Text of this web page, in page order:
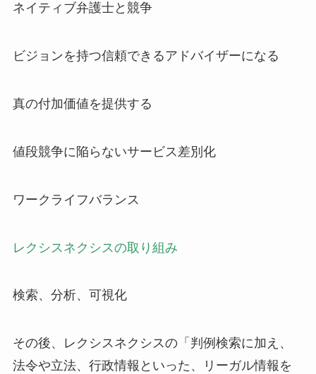
ネイティブ弁護士と競争
ビジョンを持つ信頼できるアドバイザーになる
真の付加価値を提供する
値段競争に陥らないサービス差別化
ワークライフバランス
レクシスネクシスの取り組み
検索、分析、可視化
その後、レクシスネクシスの「判例検索に加え、
法令や立法、行政情報といった、リーガル情報を